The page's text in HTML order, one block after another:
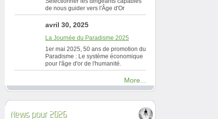
de nous guider vers l'Âge d'Or
avril 30, 2025
La Journée du Paradisme 2025
1er mai 2025, 50 ans de promotion du
Paradisme : Le système économique
pour l'âge d'or de l'humanité.
More...
News pour 2026